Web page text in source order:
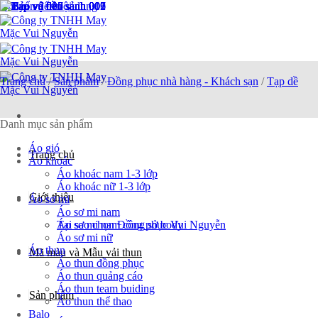
Chuyển đến nội dung
Trang chủ
Giới thiệu
Tại sao chọn Đồng phục Vui Nguyễn
Mã màu và Mẫu vải thun
Sản phẩm
Trang chủ / Sản phẩm / Đồng phục nhà hàng - Khách sạn / Tạp dề
Danh mục sản phẩm
Áo gió
Áo khoác
Áo khoác nam 1-3 lớp
Áo khoác nữ 1-3 lớp
Áo sơ mi
Áo sơ mi nam
Áo sơ mi nam công sở body
Áo sơ mi nữ
Áo thun
Áo thun đồng phục
Áo thun quảng cáo
Áo thun team buiding
Áo thun thể thao
Balo